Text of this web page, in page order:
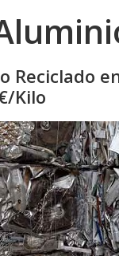
Reciclado
Kilo